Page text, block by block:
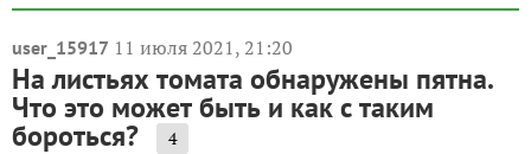
user_15917 11 июля 2021, 21:20
На листьях томата обнаружены пятна.
Что это может быть и как с таким
бороться? 4